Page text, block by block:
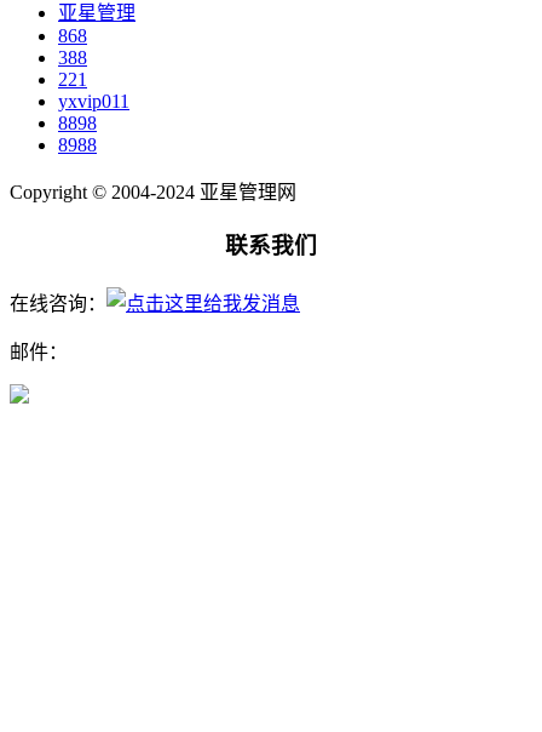
亚星管理
868
388
221
yxvip011
8898
8988
Copyright © 2004-2024 亚星管理网
联系我们
在线咨询：
邮件：